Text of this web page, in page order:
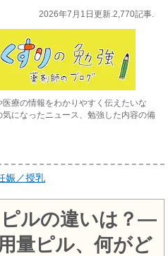
2026年7月1日更新.2,770記事.
療の情報をわかりやすく伝えたいな
になったニュース、勉強した内容の備
娠／授乳
ルの違いは？―
量ピル、何がど